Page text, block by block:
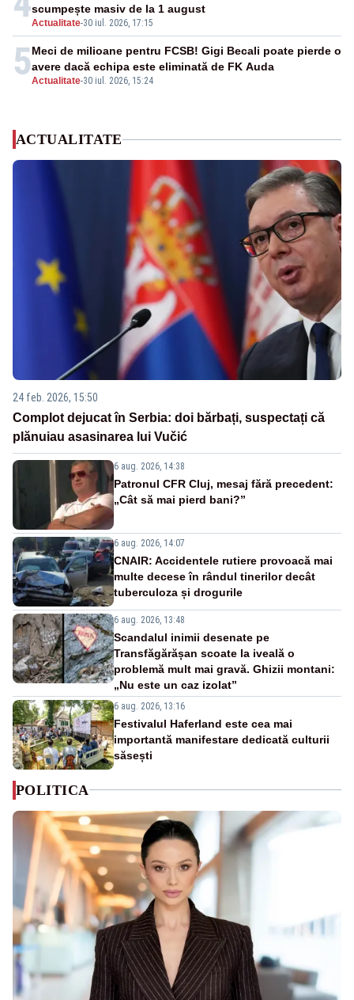
Actualitate-30 iul. 2026, 17:15
scumpește masiv de la 1 august
5Actualitate-30 iul. 2026, 15:24
Meci de milioane pentru FCSB! Gigi Becali poate pierde o
avere dacă echipa este eliminată de FK Auda
ACTUALITATE
24 feb. 2026, 15:50
Complot dejucat în Serbia: doi bărbați, suspectați că
plănuiau asasinarea lui Vučić
6 aug. 2026, 14:38
Patronul CFR Cluj, mesaj fără precedent:
„Cât să mai pierd bani?”
6 aug. 2026, 14:07
CNAIR: Accidentele rutiere provoacă mai
multe decese în rândul tinerilor decât
tuberculoza și drogurile
6 aug. 2026, 13:48
Scandalul inimii desenate pe
Transfăgărășan scoate la iveală o
problemă mult mai gravă. Ghizii montani:
„Nu este un caz izolat”
6 aug. 2026, 13:16
Festivalul Haferland este cea mai
importantă manifestare dedicată culturii
săsești
POLITICA